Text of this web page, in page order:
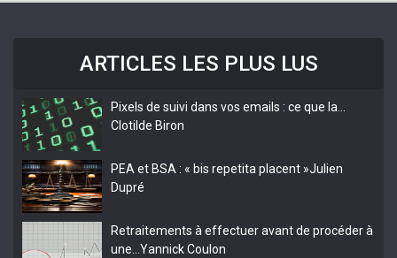
ARTICLES LES PLUS LUS
Pixels de suivi dans vos emails : ce que la…
Clotilde Biron
PEA et BSA : « bis repetita placent »Julien
Dupré
Retraitements à effectuer avant de procéder à
une… Yannick Coulon